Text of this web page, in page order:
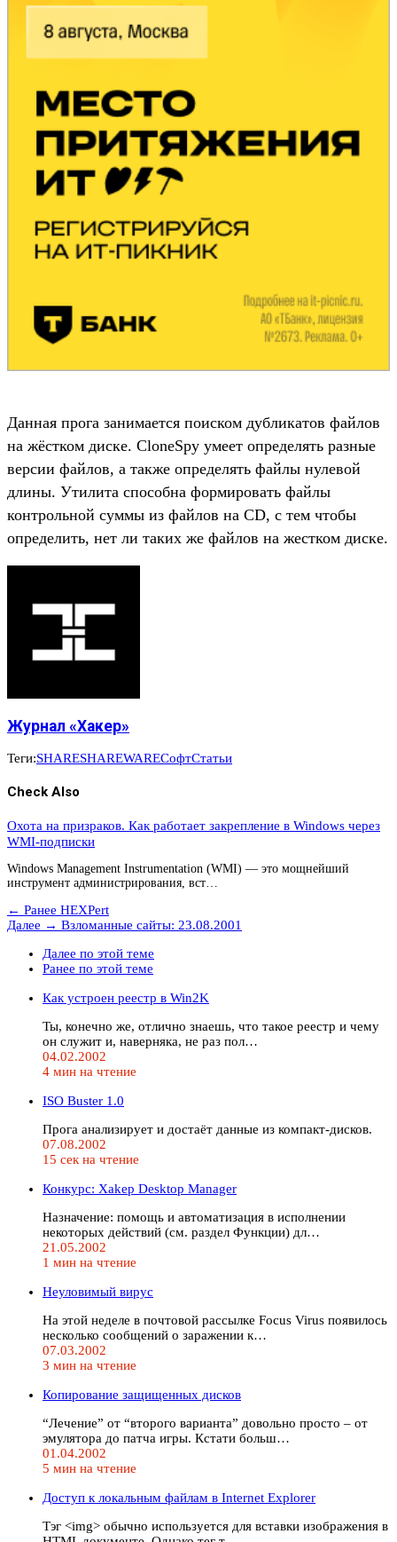
Данная прога занимается поиском дубликатов файлов
на жёстком диске. CloneSpy умеет определять разные
версии файлов, а также определять файлы нулевой
длины. Утилита способна формировать файлы
контрольной суммы из файлов на CD, с тем чтобы
определить, нет ли таких же файлов на жестком диске.
Журнал «Хакер»
Теги:SHARESHAREWAREСофтСтатьи
Check Also
Охота на призраков. Как работает закрепление в Windows через
WMI-подписки
Windows Management Instrumentation (WMI) — это мощнейший
инструмент администрирования, вст…
← Ранее HEXPert
Далее → Взломанные сайты: 23.08.2001
Далее по этой теме
Ранее по этой теме
Как устроен реестр в Win2K
Ты, конечно же, отлично знаешь, что такое реестр и чему
он служит и, наверняка, не раз пол…
04.02.2002
4 мин на чтение
ISO Buster 1.0
Прога анализирует и достаёт данные из компакт-дисков.
07.08.2002
15 сек на чтение
Конкурс: Xakep Desktop Manager
Назначение: помощь и автоматизация в исполнении
некоторых действий (см. раздел Функции) дл…
21.05.2002
1 мин на чтение
Неуловимый вирус
На этой неделе в почтовой рассылке Focus Virus появилось
несколько сообщений о заражении к…
07.03.2002
3 мин на чтение
Копирование защищенных дисков
“Лечение” от “второго варианта” довольно просто – от
эмулятора до патча игры. Кстати больш…
01.04.2002
5 мин на чтение
Доступ к локальным файлам в Internet Explorer
Тэг <img> обычно используется для вставки изображения в